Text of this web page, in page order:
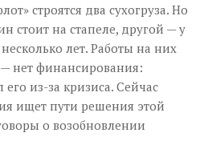
строятся два сухогруза. Но
стоит на стапеле, другой — у
лет. Работы на них
— нет финансирования:
из-за кризиса. Сейчас
ищет пути решения этой
о возобновлении